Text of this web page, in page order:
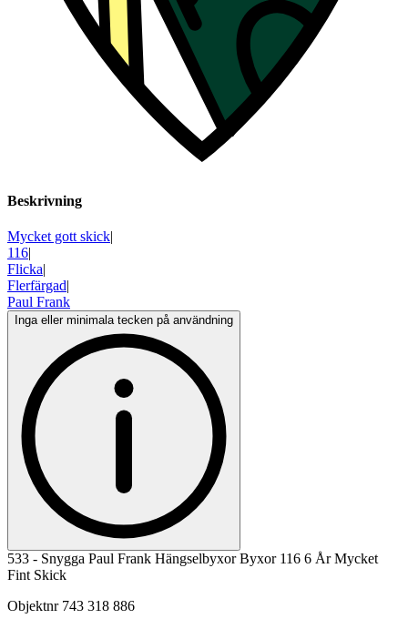
Beskrivning
Mycket gott skick|
116|
Flicka|
Flerfärgad|
Paul Frank
Inga eller minimala tecken på användning
533 - Snygga Paul Frank Hängselbyxor Byxor 116 6 År Mycket
Fint Skick
Objektnr 743 318 886